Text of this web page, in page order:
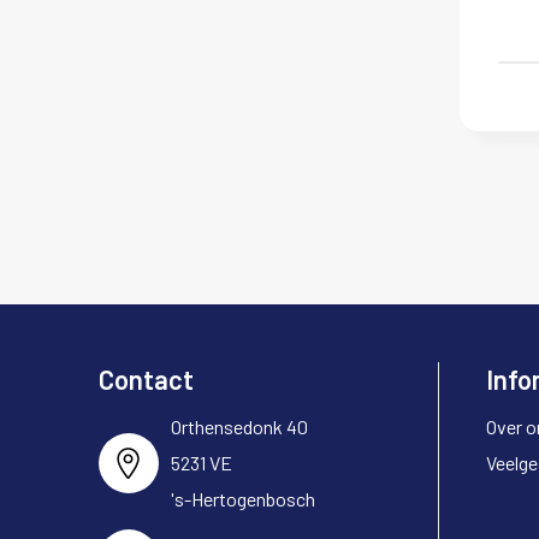
Contact
Orthensedonk 40
5231 VE
's-Hertogenbosch
Over